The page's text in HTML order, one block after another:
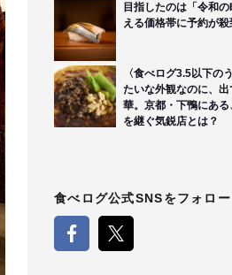
目指したのは「令和
える価格帯に予約が殺
〈食べログ3.5以下の
たいな外観なのに、
華。京都・下鴨にあ
を継ぐ気鋭店とは？
食べログ公式SNSをフォロー